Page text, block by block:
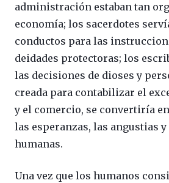
administración estaban tan
economía; los sacerdotes
conductos para las
deidades protectoras; los
las decisiones de dioses y
creada para contabilizar el
y el comercio, se convertiría
las esperanzas, las angustias
humanas.
Una vez que los humanos